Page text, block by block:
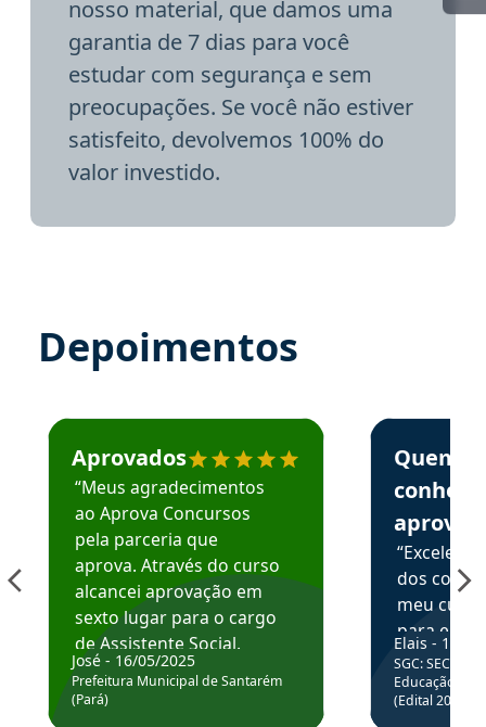
nosso material, que damos uma
garantia de 7 dias para você
estudar com segurança e sem
preocupações. Se você não estiver
satisfeito, devolvemos 100% do
valor investido.
Depoimentos
Estudante José recomenda o Aprova Concursos em
Aprovados
“Meus agradecimentos
ao Aprova Concursos
pela parceria que
aprova. Através do curso
alcancei aprovação em
sexto lugar para o cargo
de Assistente Social.
Hoje estou atuando na
Prefeitura de Santarém.
José - 16/05/2025
Prefeitura Municipal de Santarém
(Pará)
Estudante
Quem
aprova
dos
meu
para
colocar
através
de
Elais - 15/
SGC: SEC BA
Educação
(Edital